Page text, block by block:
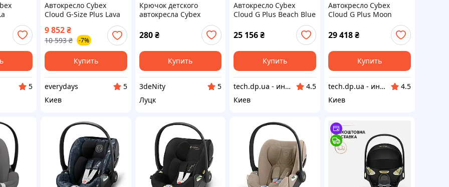
5
Автокресло Cybex
Cloud G-Size Plus Lava
НОВОЕ!
9 852₴
10 593 ₴ -7%
Купить
everydays
5
Киев
Крючок детского
автокресла Cybex
280 ₴
Купить
3deNity
5
Луцк
Автокресло Cybex
Cloud G Plus Beach Blue
25 156₴
Купить
tech.dp.ua - интернет магазин
4.5
Киев
Автокресло Cybex
Cloud G Plus Moon
29 418₴
Купить
tech.dp.ua - интернет магазин
4.5
Киев